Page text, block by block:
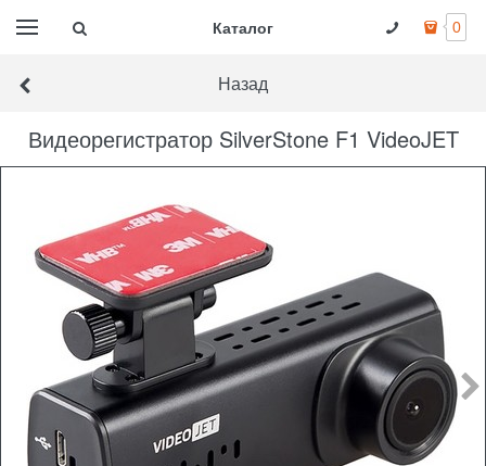
Каталог 0
Назад
Видеорегистратор SilverStone F1 VideoJET